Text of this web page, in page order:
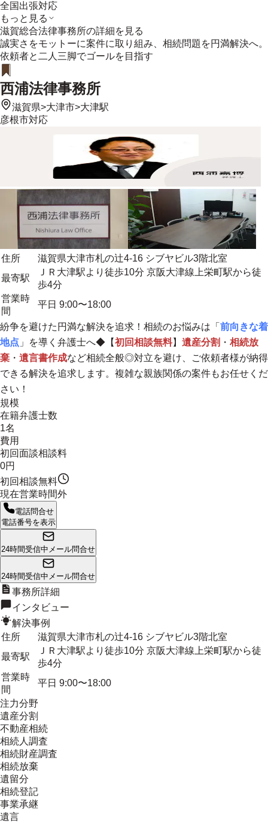
全国出張対応
もっと見る
滋賀総合法律事務所の詳細を見る
誠実さをモットーに案件に取り組み、相続問題を円満解決へ。
依頼者と二人三脚でゴールを目指す
西浦法律事務所
滋賀県>大津市>大津駅
彦根市対応
住所
滋賀県大津市札の辻4-16 シブヤビル3階北室
最寄駅
ＪＲ大津駅より徒歩10分 京阪大津線上栄町駅から徒
歩4分
営業時
間
平日 9:00〜18:00
紛争を避けた円満な解決を追求！相続のお悩みは「 前向きな着
地点 」を導く弁護士へ◆【初回相談無料】 遺産分割 ・ 相続放
棄 ・ 遺言書作成など相続全般◎対立を避け、ご依頼者様が納得
できる解決を追求します。複雑な親族関係の案件もお任せくだ
さい！
規模
在籍弁護士数
1名
費用
初回面談相談料
0円
初回相談無料
現在営業時間外
電話問合せ
電話番号を表示
24時間受信中 メール問合せ
24時間受信中 メール問合せ
事務所詳細
インタビュー
解決事例
住所
滋賀県大津市札の辻4-16 シブヤビル3階北室
最寄駅
ＪＲ大津駅より徒歩10分 京阪大津線上栄町駅から徒
歩4分
営業時
間
平日 9:00〜18:00
注力分野
遺産分割
不動産相続
相続人調査
相続財産調査
相続放棄
遺留分
相続登記
事業承継
遺言